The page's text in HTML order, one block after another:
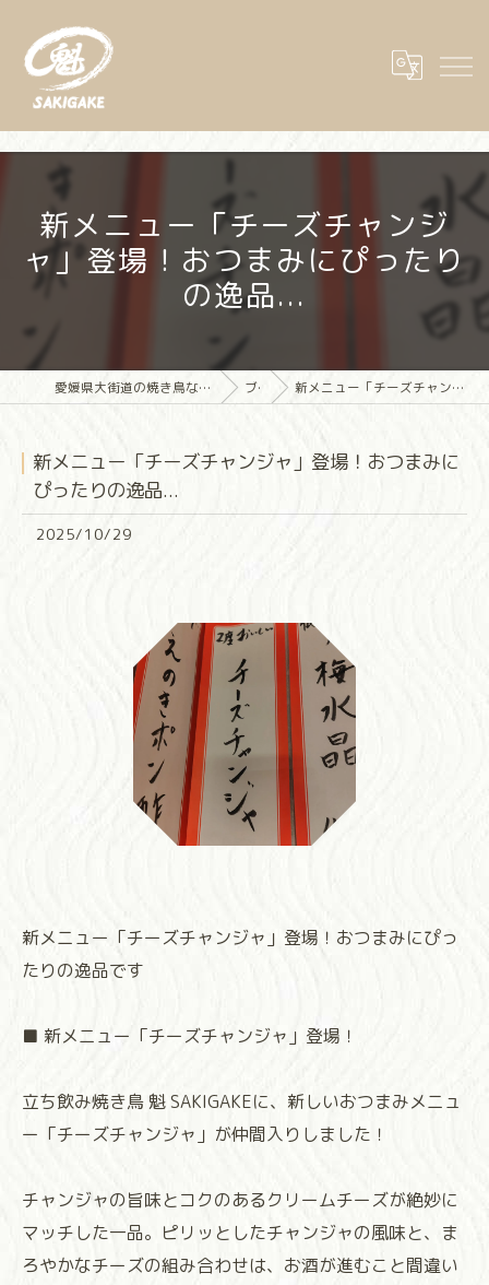
新メニュー「チーズチャンジ
ャ」登場！おつまみにぴったり
の逸品...
愛媛県大街道の焼き鳥なら大街道立ち飲み焼き鳥 魁(さきがけ) ブログ 新メニュー「チーズチャンジャ」登場！おつまみにぴったりの逸品...
新メニュー「チーズチャンジャ」登場！おつまみに
ぴったりの逸品...
2025/10/29
新メニュー「チーズチャンジャ」登場！おつまみにぴっ
たりの逸品です
■ 新メニュー「チーズチャンジャ」登場！
立ち飲み焼き鳥 魁 SAKIGAKEに、新しいおつまみメニュ
ー「チーズチャンジャ」が仲間入りしました！
チャンジャの旨味とコクのあるクリームチーズが絶妙に
マッチした一品。ピリッとしたチャンジャの風味と、ま
ろやかなチーズの組み合わせは、お酒が進むこと間違い